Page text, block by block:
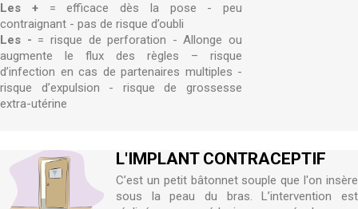
Les += efficace dès la pose - peu
contraignant - pas de risque d’oubli
Les - = risque de perforation - Allonge ou
augmente le flux des règles – risque
d’infection en cas de partenaires multiples -
risque d’expulsion - risque de grossesse
extra-utérine
L'IMPLANT CONTRACEPTIF
C’est un petit bâtonnet souple que l'on insère
sous la peau du bras. L’intervention est